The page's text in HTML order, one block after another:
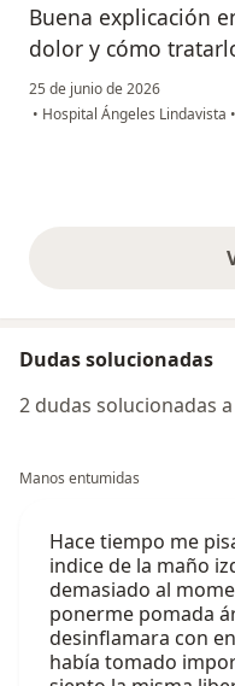
Buena explicación
dolor y cómo
25 de junio de 2026
• Hospital Ángeles Lindavista •
Dudas solucionadas
2 dudas solucionadas
Manos entumidas
Hace tiempo me
indice de la maño
demasiado al
ponerme pomada
desinflamara con
había tomado